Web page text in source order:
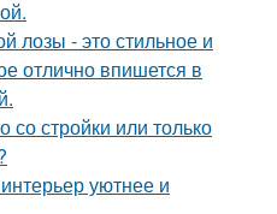
лозы - это стильное и
отлично впишется в
стройки или только
уютнее и